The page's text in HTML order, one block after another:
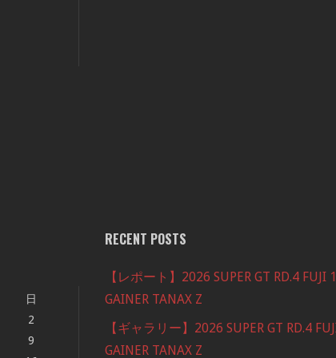
日
2
9
RECENT POSTS
【レポート】2026 SUPER GT RD.4 FUJI
GAINER TANAX Z
【ギャラリー】2026 SUPER GT RD.4
GAINER TANAX Z